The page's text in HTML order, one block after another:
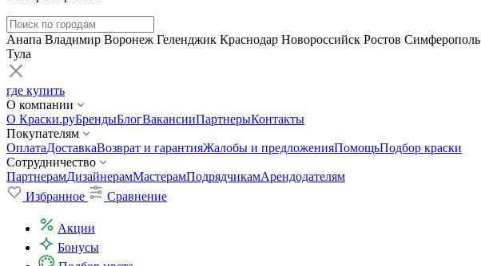
Анапа Владимир Воронеж Геленджик Краснодар Новороссийск Ростов Симферополь
Тула
где купить
О компании
О Краски.руБрендыБлогВакансииПартнерыКонтакты
Покупателям
ОплатаДоставкаВозврат и гарантияЖалобы и предложенияПомощьПодбор краски
Сотрудничество
ПартнерамДизайнерамМастерамПодрядчикамАрендодателям
Избранное
Сравнение
Акции
Бонусы